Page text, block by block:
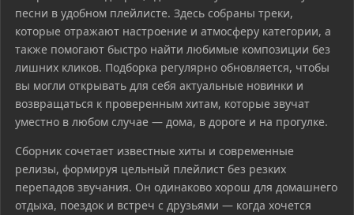
песни в удобном плейлисте. Здесь собраны треки,
которые отражают настроение и атмосферу категории, а
также помогают быстро найти любимые композиции без
лишних кликов. Подборка регулярно обновляется, чтобы
вы могли открывать для себя актуальные новинки и
возвращаться к проверенным хитам, которые звучат
уместно в любом случае — дома, в дороге и на прогулке.
Сборник сочетает известные хиты и современные
релизы, формируя цельный плейлист без резких
перепадов звучания. Он одинаково хорош для домашнего
отдыха, поездок и встреч с друзьями — когда хочется